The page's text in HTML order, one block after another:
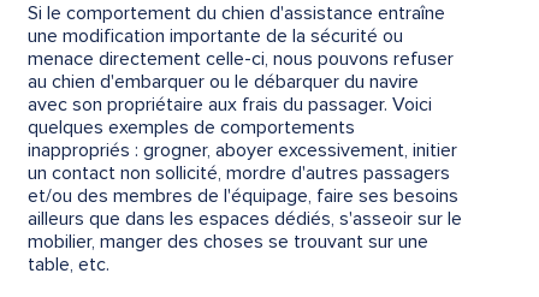
Si le comportement du chien d'assistance entraîne
une modification importante de la sécurité ou
menace directement celle-ci, nous pouvons refuser
au chien d'embarquer ou le débarquer du navire
avec son propriétaire aux frais du passager. Voici
quelques exemples de comportements
inappropriés : grogner, aboyer excessivement, initier
un contact non sollicité, mordre d'autres passagers
et/ou des membres de l'équipage, faire ses besoins
ailleurs que dans les espaces dédiés, s'asseoir sur le
mobilier, manger des choses se trouvant sur une
table, etc.